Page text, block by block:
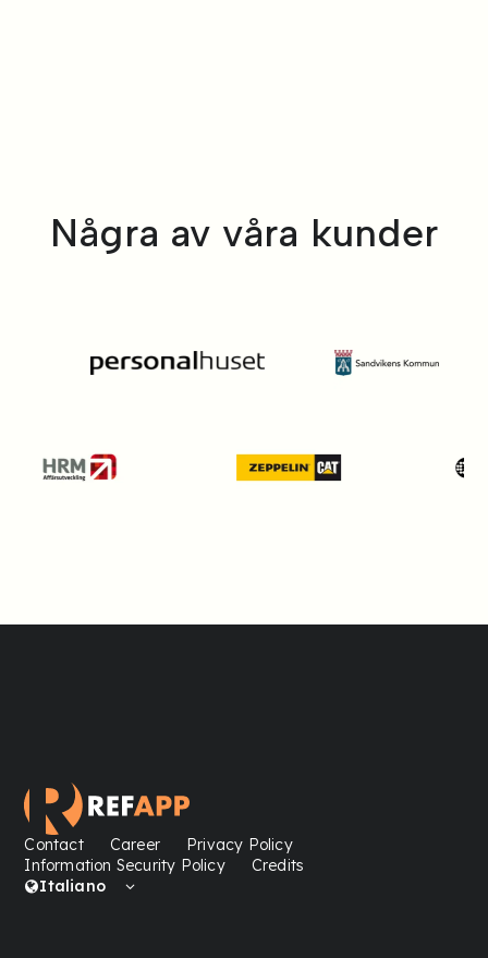
Några av våra kunder
Contact Career
Privacy Policy
Information Security Policy
Credits
Italiano